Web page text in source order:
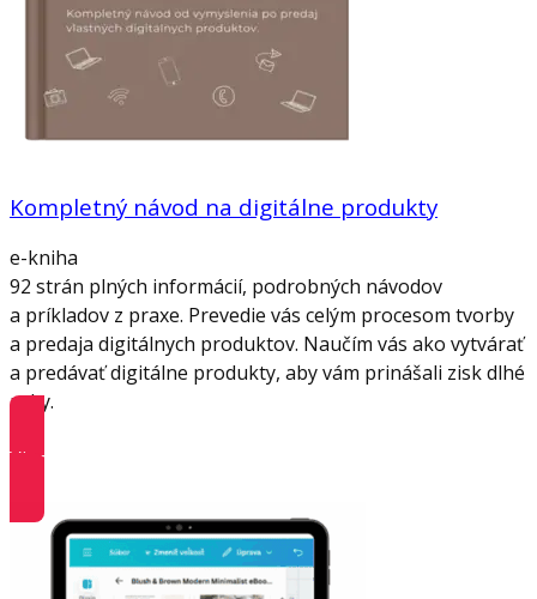
Kompletný návod na digitálne produkty
e-kniha
92 strán plných informácií, podrobných návodov
a príkladov z praxe. Prevedie vás celým procesom tvorby
a predaja digitálnych produktov. Naučím vás ako vytvárať
a predávať digitálne produkty, aby vám prinášali zisk dlhé
roky.
Viac informácií